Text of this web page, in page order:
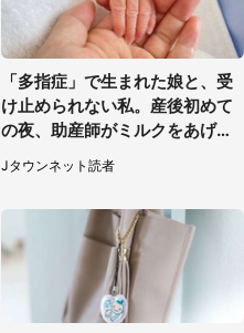
「多指症」で生まれた娘と、受
け止められない私。産後初めて
の夜、助産師がミルクをあげて
るのを見て...（静岡県・20代女
性）
Jタウンネット読者